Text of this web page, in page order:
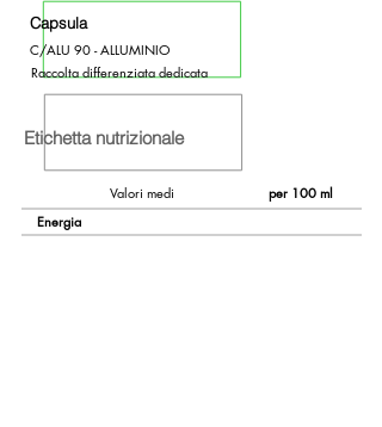
Capsula
C/ALU 90 - ALLUMINIO
Raccolta differenziata dedicata
Etichetta nutrizionale
Valori medi
per 100 ml
Energia